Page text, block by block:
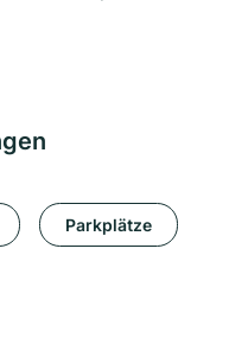
Parkplätze